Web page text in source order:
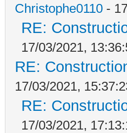
Christophe0110 -
RE:
17/03/2021,
RE:
17/03/2021,
RE:
17/03/2021,